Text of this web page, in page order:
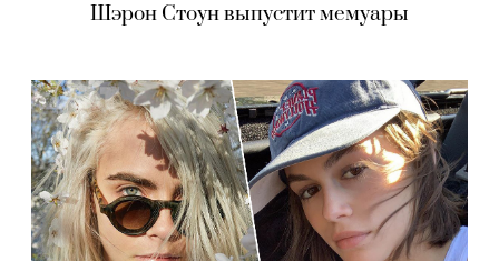
Шэрон Стоун выпустит мемуары